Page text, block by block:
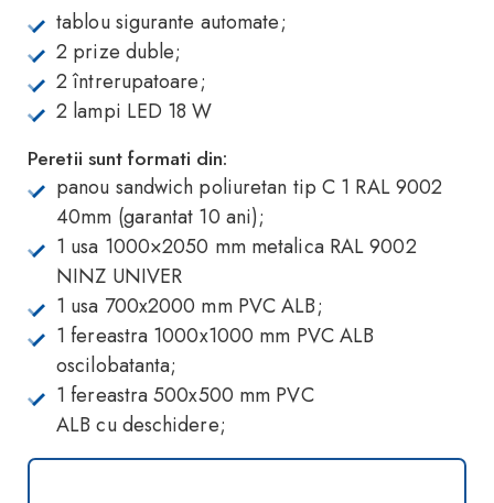
tablou sigurante automate;
2 prize duble;
2 întrerupatoare;
2 lampi LED 18 W
Peretii sunt formati din:
panou sandwich poliuretan tip C 1 RAL 9002
40mm (garantat 10 ani);
1 usa 1000×2050 mm metalica RAL 9002
NINZ UNIVER
1 usa 700x2000 mm PVC ALB;
1 fereastra 1000x1000 mm PVC ALB
oscilobatanta;
1 fereastra 500x500 mm PVC
ALB cu deschidere;